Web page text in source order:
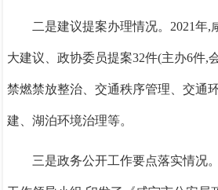
二是建议提案办理情况。2021年,
大建议、政协委员提案32件(主办6件,
禁燃禁放整治、交通秩序管理、交通
建、湖泊环境治理等。
三是政务公开工作要点落实情况。